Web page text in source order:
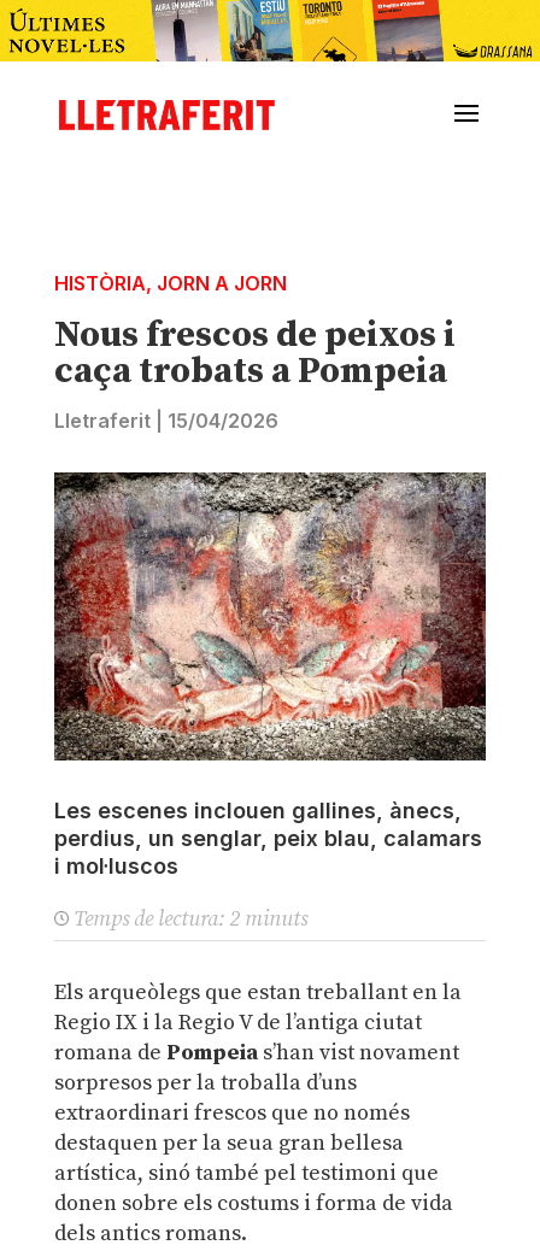
HISTÒRIA, JORN A JORN
Nous frescos de peixos i
caça trobats a Pompeia
Lletraferit| 15/04/2026
Les escenes inclouen gallines, ànecs,
perdius, un senglar, peix blau, calamars
i mol·luscos
Temps de lectura: 2 minuts
Els arqueòlegs que estan treballant en la
Regio IX i la Regio V de l’antiga ciutat
romana de Pompeias’han vist novament
sorpresos per la troballa d’uns
extraordinari frescos que no només
destaquen per la seua gran bellesa
artística, sinó també pel testimoni que
donen sobre els costums i forma de vida
dels antics romans.